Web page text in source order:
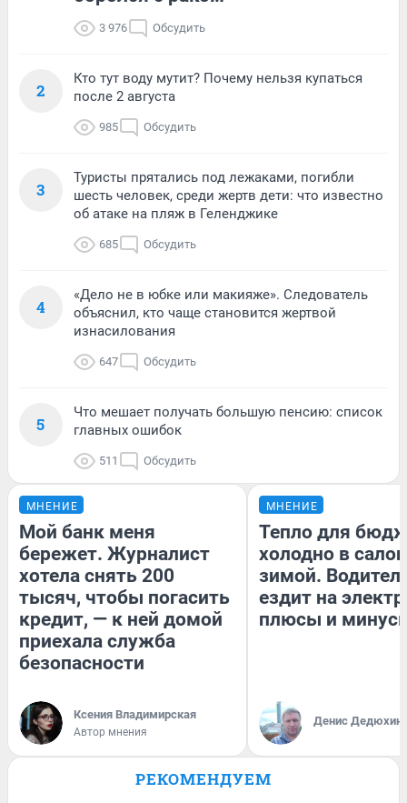
3 976 Обсудить
2
Кто тут воду мутит? Почему нельзя купаться
после 2 августа
985 Обсудить
3
Туристы прятались под лежаками, погибли
шесть человек, среди жертв дети: что известно
об атаке на пляж в Геленджике
685 Обсудить
4
«Дело не в юбке или макияже». Следователь
объяснил, кто чаще становится жертвой
изнасилования
647 Обсудить
5
Что мешает получать большую пенсию: список
главных ошибок
511 Обсудить
МНЕНИЕ
Мой банк меня
бережет. Журналист
хотела снять 200
тысяч, чтобы погасить
кредит, — к ней домой
приехала служба
безопасности
Ксения Владимирская
Автор мнения
МНЕНИЕ
Тепло для
холодно в
зимой.
ездит на
плюсы и
Денис Дедюхин
РЕКОМЕНДУЕМ